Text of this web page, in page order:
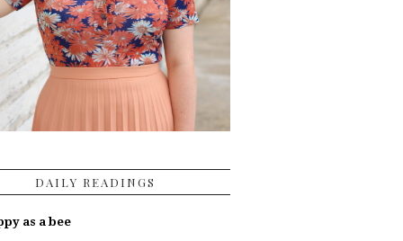
DAILY READINGS
as a bee